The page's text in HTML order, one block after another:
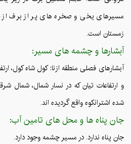
مسیرهای یخی و صخره های پر از برف از
زمستان است.
آبشارها و چشمه های مسیر:
آبشارهای فصلی منطقه ازنا: کول شاه کول،
و ارتفاعات تیان که در نسار شمال، شمال
شده اشترانکوه واقع گردیده اند.
جان پناه ها و محل های تامین آب:
جان پناه ندارد. در مسیر چشمه وجود دارد.